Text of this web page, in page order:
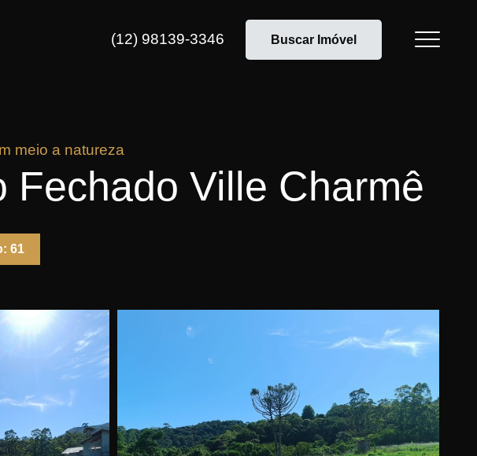
(12) 98139-3346 Buscar Imóvel
meio a natureza
Fechado Ville Charmê
61